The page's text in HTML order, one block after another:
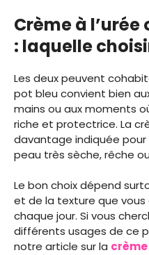
Crème à
: laquelle
Les deux peuvent
pot bleu convient bien
mains ou aux moments
riche et protectrice. La
davantage indiquée pour
peau très sèche, rêche
Le bon choix dépend
et de la texture que vous
chaque jour. Si vous
différents usages de ce
notre article sur la